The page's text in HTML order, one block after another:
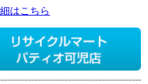
はこちら